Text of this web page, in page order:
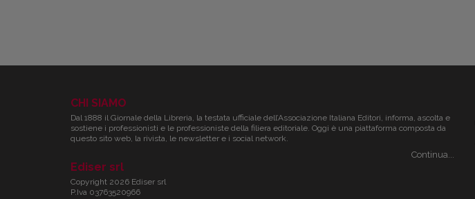
CHI SIAMO
Dal 1888 il Giornale della Libreria, la testata ufficiale dell’Associazione Italiana Editori, informa, ascolta e
sostiene i professionisti e le professioniste della filiera editoriale. Oggi è una piattaforma composta da
questo sito web, la rivista, le newsletter e i social network.
Continua...
Ediser srl
Copyright 2026 Ediser srl
P.Iva 03763520966